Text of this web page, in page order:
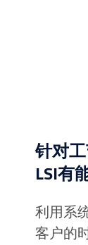
针对
LSI有
利用系
客户的